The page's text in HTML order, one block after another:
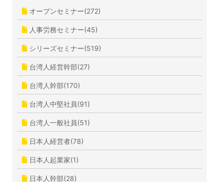
オープンセミナー(272)
人事労務セミナー(45)
シリーズセミナー(519)
台湾人経営幹部(27)
台湾人幹部(170)
台湾人中堅社員(91)
台湾人一般社員(51)
日本人経営者(78)
日本人起業家(1)
日本人幹部(28)